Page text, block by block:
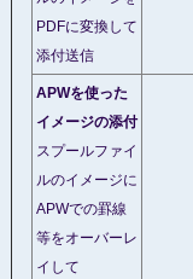
PDFに変換して
添付送信
APWを使った
イメージの添付
スプールファイ
ルのイメージに
APWでの罫線
等をオーバーレ
イして